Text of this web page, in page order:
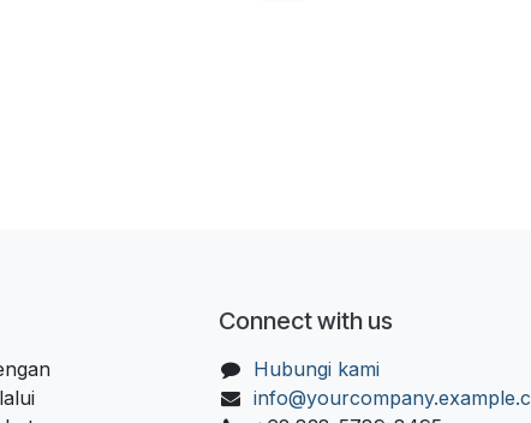
Connect with us
Hubungi kami